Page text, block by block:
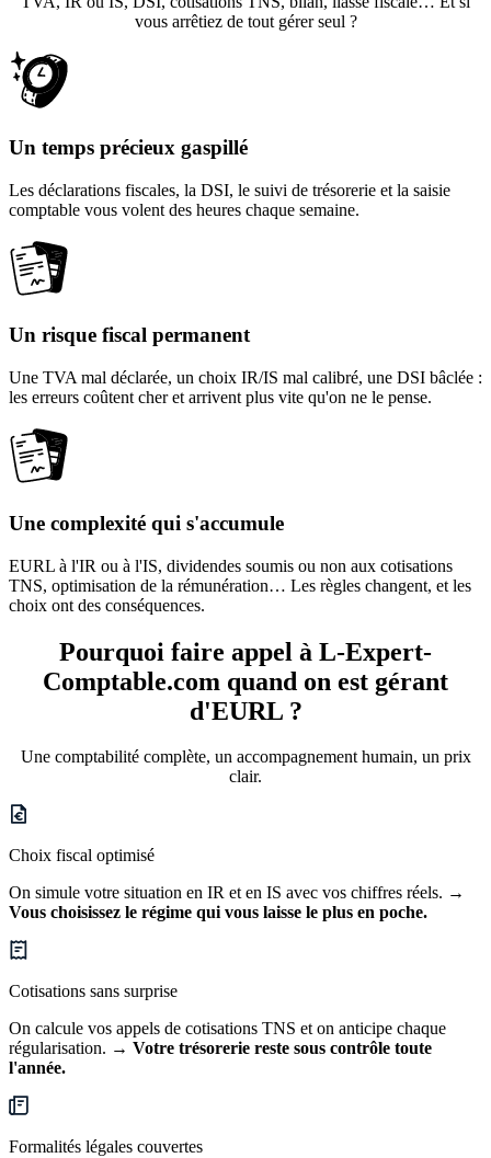
vous arrêtiez de tout gérer seul ?
Un temps précieux gaspillé
Les déclarations fiscales, la DSI, le suivi de trésorerie et la saisie
comptable vous volent des heures chaque semaine.
Un risque fiscal permanent
Une TVA mal déclarée, un choix IR/IS mal calibré, une DSI bâclée :
les erreurs coûtent cher et arrivent plus vite qu'on ne le pense.
Une complexité qui s'accumule
EURL à l'IR ou à l'IS, dividendes soumis ou non aux cotisations
TNS, optimisation de la rémunération… Les règles changent, et les
choix ont des conséquences.
Pourquoi faire appel à L-Expert-
Comptable.com quand on est gérant
d'EURL ?
Une comptabilité complète, un accompagnement humain, un prix
clair.
Choix fiscal optimisé
On simule votre situation en IR et en IS avec vos chiffres réels. →
Vous choisissez le régime qui vous laisse le plus en poche.
Cotisations sans surprise
On calcule vos appels de cotisations TNS et on anticipe chaque
régularisation. → Votre trésorerie reste sous contrôle toute
l'année.
Formalités légales couvertes